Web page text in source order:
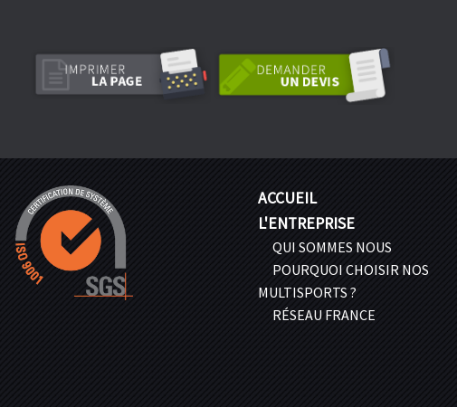
ACCUEIL
L'ENTREPRISE
QUI SOMMES NOUS
POURQUOI CHOISIR NOS
MULTISPORTS ?
RÉSEAU FRANCE